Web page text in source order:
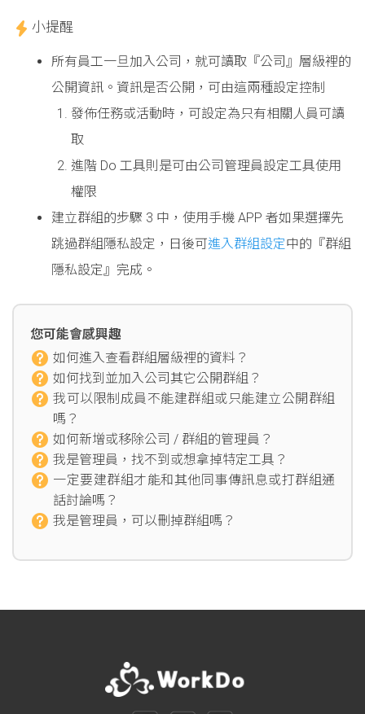
小提醒
所有員工一旦加入公司，就可讀取『公司』層級裡的
公開資訊。資訊是否公開，可由這兩種設定控制
發佈任務或活動時，可設定為只有相關人員可讀
取
進階 Do 工具則是可由公司管理員設定工具使用
權限
建立群組的步驟 3 中，使用手機 APP 者如果選擇先
跳過群組隱私設定，日後可進入群組設定中的『群組
隱私設定』完成。
您可能會感興趣
如何進入查看群組層級裡的資料？
如何找到並加入公司其它公開群組？
我可以限制成員不能建群組或只能建立公開群組
嗎？
如何新增或移除公司 / 群組的管理員？
我是管理員，找不到或想拿掉特定工具？
一定要建群組才能和其他同事傳訊息或打群組通
話討論嗎？
我是管理員，可以刪掉群組嗎？